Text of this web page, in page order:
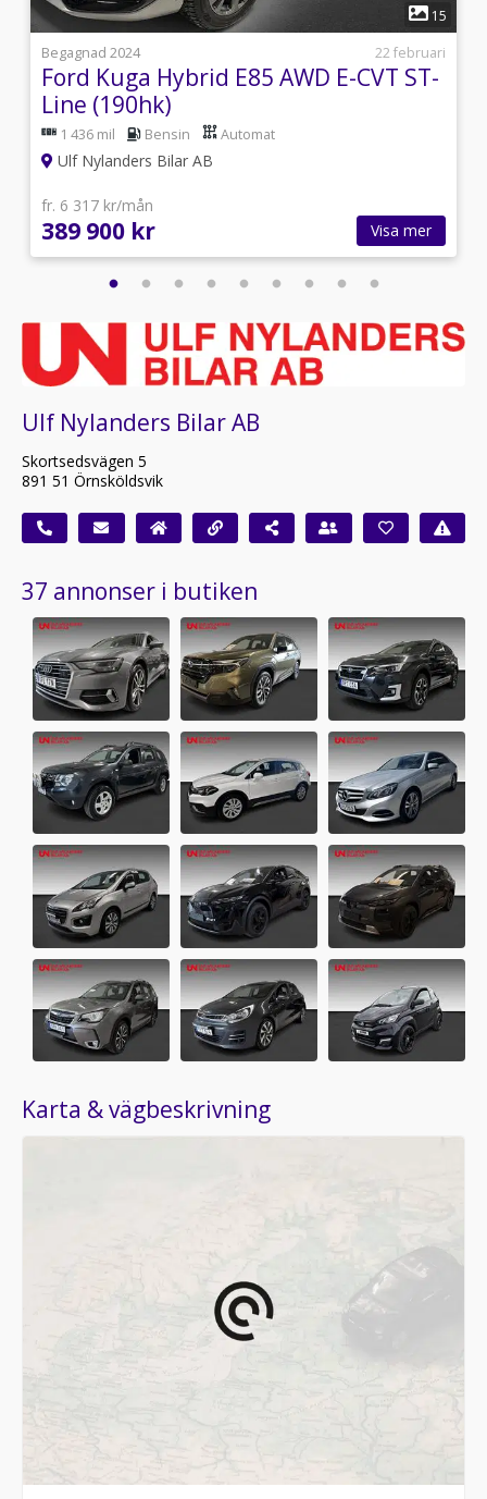
1
15
Begagnad 2024
22 februari
Ford Kuga Hybrid E85 AWD E-CVT ST-
Line (190hk)
1 436 mil Bensin Automat
Ulf Nylanders Bilar AB
fr. 6 317 kr/mån
389 900 kr Visa mer
Ulf Nylanders Bilar AB
Skortsedsvägen 5
891 51 Örnsköldsvik
37 annonser i butiken
Karta & vägbeskrivning